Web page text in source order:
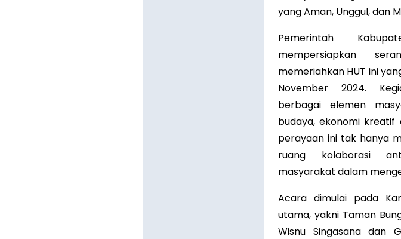
yang Aman, Unggul, dan
Pemerintah
mempersiapkan
memeriahkan HUT ini
November 2024.
berbagai elemen
budaya, ekonomi kreatif
perayaan ini tak hanya
ruang kolaborasi
masyarakat dalam
Acara dimulai pada
utama, yakni Taman
Wisnu Singasana dan